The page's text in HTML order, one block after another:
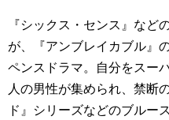
『シックス・センス』など
が、『アンブレイカブル』
ペンスドラマ。自分をスー
人の男性が集められ、禁断
ド』シリーズなどのブルー